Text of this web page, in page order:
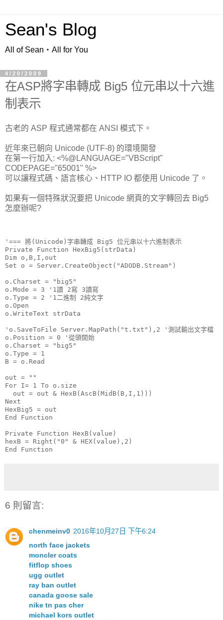
Sean's Blog
All of Sean‧All for You
4/20/2009
在ASP將字串轉成 Big5 位元串以十六進
制表示
古老的 ASP 程式通常都在 ANSI 模式下。
近年來已朝向 Unicode (UTF-8) 的環境開發
在第一行加入: <%@LANGUAGE="VBScript"
CODEPAGE="65001" %>
可以讓程式碼、語言核心、HTTP IO 都使用 Unicode 了。
如果有一個特殊狀況要把 Unicode 網頁的文字轉回去 Big5
怎麼辦呢?
'=== 將(Unicode)字串轉成 Big5 位元串以十六進制表示
Private Function HexBig5(strData)
Dim o,B,I,out
Set o = Server.CreateObject("ADODB.Stream")
o.Charset = "big5"
o.Mode = 3 '1讀 2寫 3讀寫
o.Type = 2 '1二進制 2純文字
o.Open
o.WriteText strData
'o.SaveToFile Server.MapPath("t.txt"),2 '測試輸出文字檔
o.Position = 0 '從頭開始
o.Charset = "big5"
o.Type = 1
B = o.Read
out = ""
For I= 1 To o.size
  out = out & HexB(AscB(MidB(B,I,1)))
Next
HexBig5 = out
End Function
Private Function HexB(value)
hexB = Right("0" & HEX(value),2)
End Function
6 則留言:
chenmeinv0 2016年10月27日 下午6:24
north face jackets
moncler coats
fitflop shoes
ugg outlet
ray ban outlet
canada goose sale
nike tn pas cher
michael kors outlet